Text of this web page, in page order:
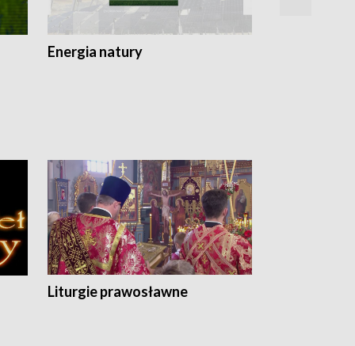
Energia natury
Liturgie prawosławne